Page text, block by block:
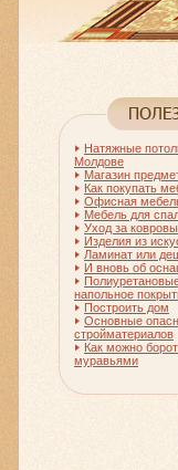
Натяжные
Молдове
Магазин
Как покупать
Офисная
Мебель для
Уход за
Изделия из
Ламинат или
И вновь об
напольное
Построить дом
Основные
стройматериалов
Как можно
муравьями